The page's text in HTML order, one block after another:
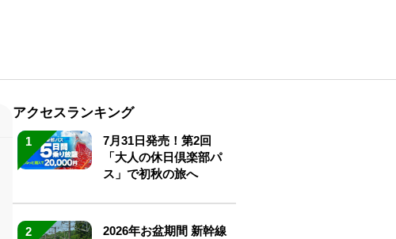
アクセスランキング
1
7月31日発売！第2回
「大人の休日倶楽部パ
ス」で初秋の旅へ
2
2026年お盆期間 新幹線